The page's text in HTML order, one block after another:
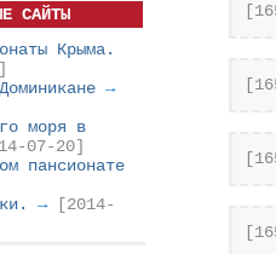
САЙТЫ
Крыма.
→
моря в
07-20]
пансионате
→
[2014-